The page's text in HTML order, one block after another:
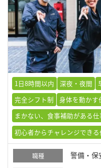
1日8時間以内 深夜・夜間
完全シフト制
身体を動かす
まかない、食事補助がある仕
初心者からチャレンジできる
職種 警備・保